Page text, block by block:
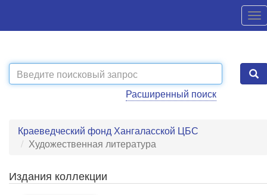
Расширенный поиск
Краеведческий фонд Хангаласской ЦБС
Художественная литература
Издания коллекции